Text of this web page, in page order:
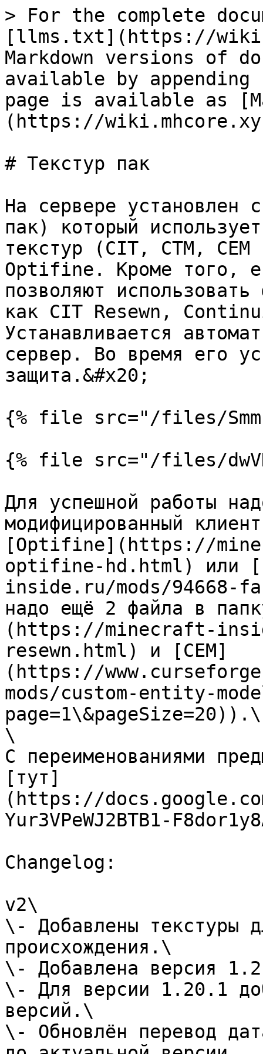
> For the complete
[llms.txt](https://
Markdown versions of
available by
page is available as
(https://
# Текстур пак
На сервере установлен
пак) который
текстур (CIT, CTM,
Optifine. Кроме того,
позволяют
как CIT Resewn,
Устанавливается
сервер. Во время его
защита.&#x20;
{% file src="/files/
{% file src="/files/
Для успешной работы
модифицированный
[Optifine](https://
optifine-hd.html) или
inside.ru/mods/94668-
надо ещё 2 файла в
(https://minecraft-
resewn.html) и [CEM]
(https://
mods/custom-entity-
page=1\&pageSize=20)).\
\
С переименованиями
[тут]
(https://
Yur3VPeWJ2BTB1-
Changelog:
v2\
\- Добавлены текстуры
происхождения.\
\- Добавлена версия
\- Для версии 1.20.1
версий.\
\- Обновлён перевод